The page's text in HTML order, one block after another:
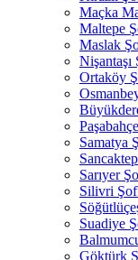
Maçka
Maltepe
Maslak
Nişantaşı
Ortaköy
Samatya
Sarıyer
Silivri
Suadiye
Göktürk